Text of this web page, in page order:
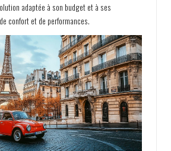
adaptée à son budget et à ses
confort et de performances.